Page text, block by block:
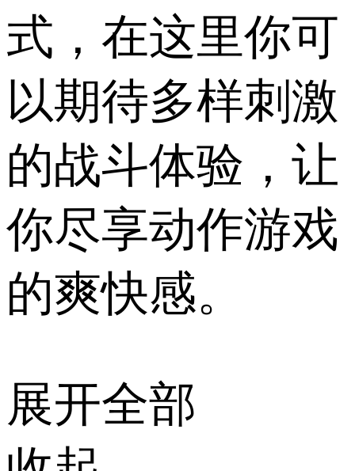
式，在这里你可
以期待多样刺激
的战斗体验，让
你尽享动作游戏
的爽快感。
展开全部